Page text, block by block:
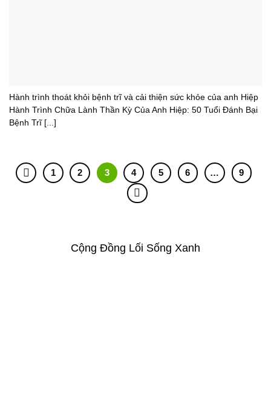
Hành trình thoát khỏi bệnh trĩ và cải thiện sức khỏe của anh Hiệp
Hành Trình Chữa Lành Thần Kỳ Của Anh Hiệp: 50 Tuổi Đánh Bại
Bệnh Trĩ [...]
1 2 3 4 5 6 … 9
Cộng Đồng Lối Sống Xanh